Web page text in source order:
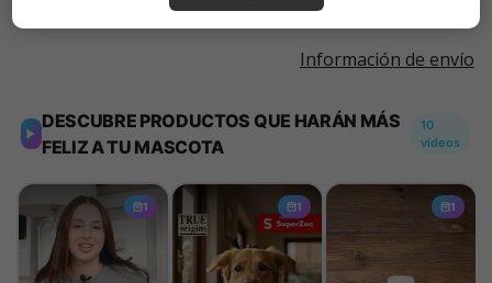
Información de envío